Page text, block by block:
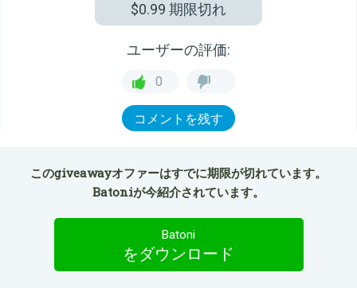
$0.99 期限切れ
ユーザーの評価:
0
コメントを残す
このgiveawayオファーはすでに期限が切れています。
Batoniが今紹介されています。
Batoni
をダウンロード